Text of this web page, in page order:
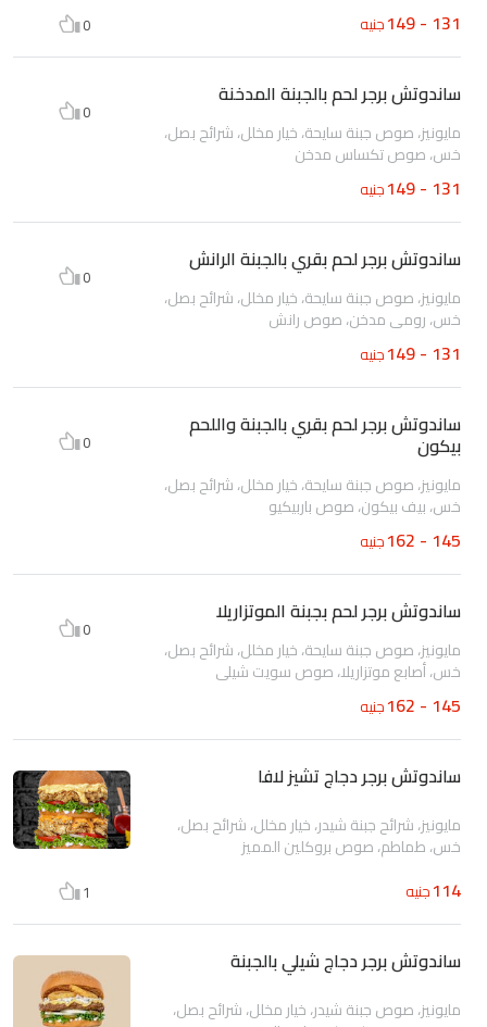
131 - 149 جنيه 0
ساندوتش برجر لحم بالجبنة المدخنة
مايونيز، صوص جبنة سايحة، خيار مخلل، شرائح بصل،
خس، صوص تكساس مدخن
131 - 149 جنيه
0
ساندوتش برجر لحم بقري بالجبنة الرانش
مايونيز، صوص جبنة سايحة، خيار مخلل، شرائح بصل،
خس، رومى مدخن، صوص رانش
131 - 149 جنيه
0
ساندوتش برجر لحم بقري بالجبنة واللحم
بيكون
مايونيز، صوص جبنة سايحة، خيار مخلل، شرائح بصل،
خس، بيف بيكون، صوص باربيكيو
145 - 162 جنيه
0
ساندوتش برجر لحم بجبنة الموتزاريلا
مايونيز، صوص جبنة سايحة، خيار مخلل، شرائح بصل،
خس، أصابع موتزاريلا، صوص سويت شيلى
145 - 162 جنيه
0
ساندوتش برجر دجاج تشيز لافا
مايونيز، شرائح جبنة شيدر، خيار مخلل، شرائح بصل،
خس، طماطم، صوص بروكلين المميز
114جنيه 1
ساندوتش برجر دجاج شيلي بالجبنة
مايونيز، صوص جبنة شيدر، خيار مخلل، شرائح بصل،